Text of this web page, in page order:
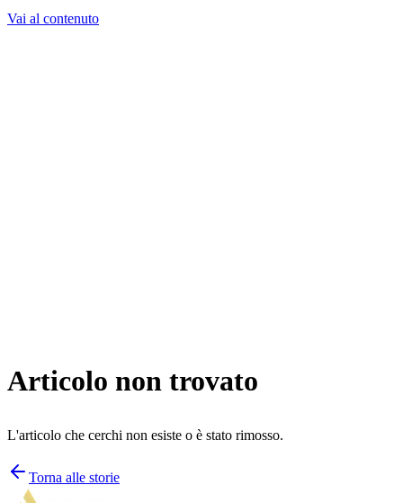
Vai al contenuto
Articolo non trovato
L'articolo che cerchi non esiste o è stato rimosso.
Torna alle storie